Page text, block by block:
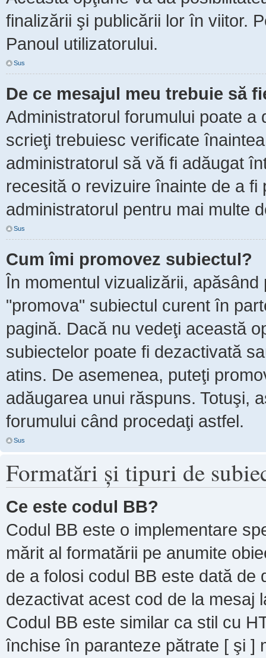
finalizării şi publicării lor în viitor.
Panoul utilizatorului.
Sus
De ce mesajul meu trebuie să
Administratorul forumului poate
scrieţi trebuiesc verificate
administratorul să vă fi adăugat
recesită o revizuire înainte de a
administratorul pentru mai multe
Sus
Cum îmi promovez subiectul?
În momentul vizualizării, apăsând
"promova" subiectul curent în
pagină. Dacă nu vedeţi această
subiectelor poate fi dezactivată
atins. De asemenea, puteţi
adăugarea unui răspuns. Totuşi,
forumului când procedaţi astfel.
Sus
Formatări şi tipuri de
Ce este codul BB?
Codul BB este o implementare
mărit al formatării pe anumite
de a folosi codul BB este dată de
dezactivat acest cod de la mesaj
Codul BB este similar ca stil cu
închise în paranteze pătrate [ şi ]